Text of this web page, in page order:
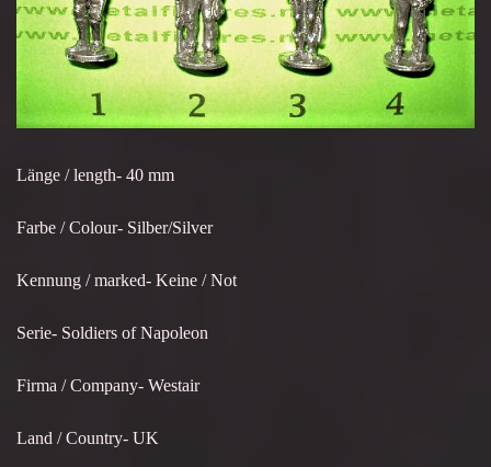
Länge / length- 40 mm
Farbe / Colour- Silber/Silver
Kennung / marked- Keine / Not
Serie- Soldiers of Napoleon
Firma / Company- Westair
Land / Country- UK